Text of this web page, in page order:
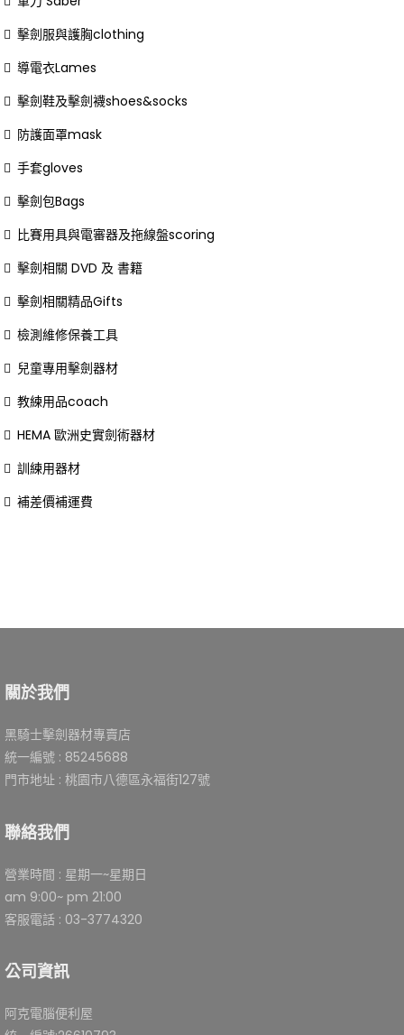
擊劍服與護胸clothing
導電衣Lames
擊劍鞋及擊劍襪shoes&socks
防護面罩mask
手套gloves
擊劍包Bags
比賽用具與電審器及拖線盤scoring
擊劍相關 DVD 及 書籍
擊劍相關精品Gifts
檢測維修保養工具
兒童專用擊劍器材
教練用品coach
HEMA 歐洲史實劍術器材
訓練用器材
補差價補運費
關於我們
黑騎士擊劍器材專賣店
統一編號 : 85245688
門市地址 : 桃園市八德區永福街127號
聯絡我們
營業時間 : 星期一~星期日
am 9:00~ pm 21:00
客服電話 : 03-3774320
公司資訊
阿克電腦便利屋